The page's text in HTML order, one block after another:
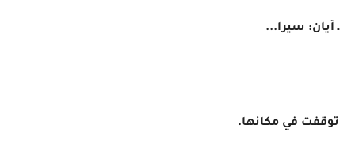
ـ آيان: سيرا...
توقفت في مكانها.